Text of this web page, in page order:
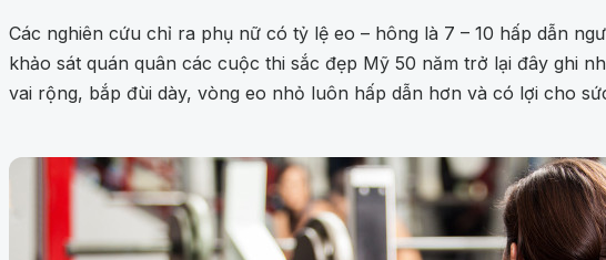
Các nghiên cứu chỉ ra phụ nữ có tỷ lệ eo – hông là 7 – 10 hấp dẫn
khảo sát quán quân các cuộc thi sắc đẹp Mỹ 50 năm trở lại đây ghi
vai rộng, bắp đùi dày, vòng eo nhỏ luôn hấp dẫn hơn và có lợi cho